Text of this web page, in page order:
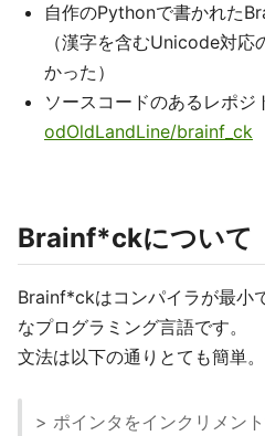
自作のPythonで書かれた
（漢字を含むUnicode対
かった）
ソースコードのあるレポジ
odOldLandLine/brainf_ck
Brainf*ckについて
Brainf*ckはコンパイラが最小
なプログラミング言語です。
文法は以下の通りとても簡単。
> ポインタをインクリメン